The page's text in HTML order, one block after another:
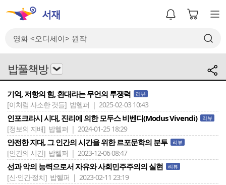
밥풀책방
기억, 저항의 힘, 환대라는 무언의 투쟁력 리뷰
[이처럼 사소한 것들] 밥헬퍼 | 2025-02-03 10:43
인포크라시 시대, 진리에 의한 모두스 비벤디(Modus Vivendi) 리뷰
[정보의 지배] 밥헬퍼 | 2024-01-25 18:29
안전한 지대, 그 인간의 시간을 위한 르포문학의 분투 리뷰
[인간의 시간] 밥헬퍼 | 2023-12-06 08:47
선과 악의 능력으로서 자유와 사회민주주의의 실현 리뷰
[신·인간·정치] 밥헬퍼 | 2023-02-11 23:19